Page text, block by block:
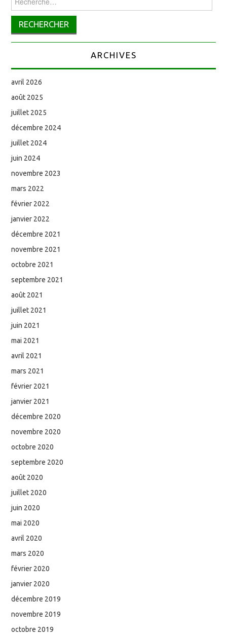
ARCHIVES
avril 2026
août 2025
juillet 2025
décembre 2024
juillet 2024
juin 2024
novembre 2023
mars 2022
février 2022
janvier 2022
décembre 2021
novembre 2021
octobre 2021
septembre 2021
août 2021
juillet 2021
juin 2021
mai 2021
avril 2021
mars 2021
février 2021
janvier 2021
décembre 2020
novembre 2020
octobre 2020
septembre 2020
août 2020
juillet 2020
juin 2020
mai 2020
avril 2020
mars 2020
février 2020
janvier 2020
décembre 2019
novembre 2019
octobre 2019